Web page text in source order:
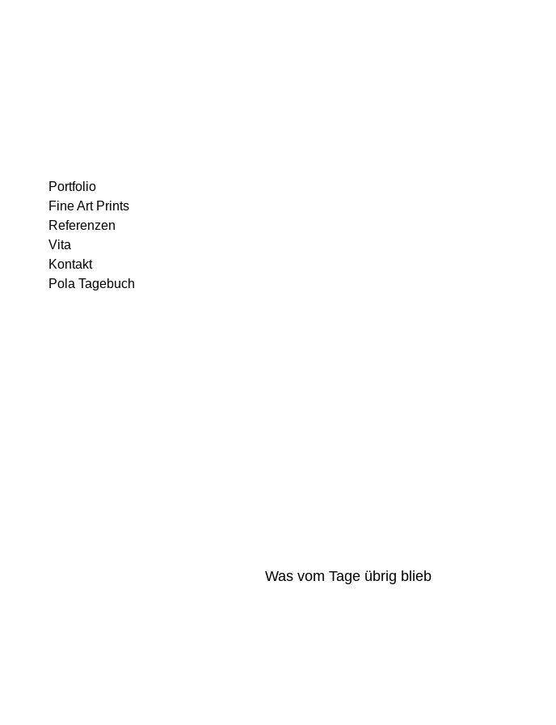
Portfolio
Fine Art Prints
Referenzen
Vita
Kontakt
Pola Tagebuch
Was vom Tage übrig blieb